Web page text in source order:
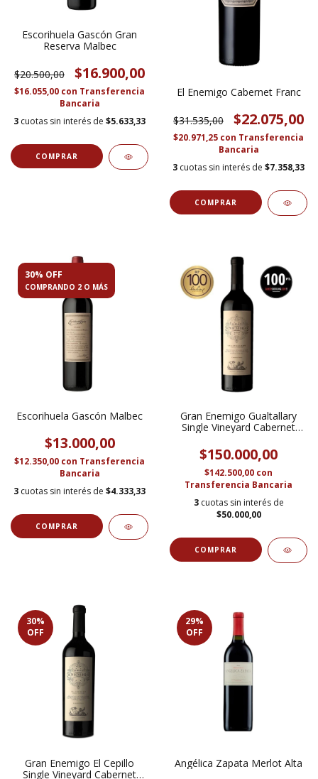
Escorihuela Gascón Gran
Reserva Malbec
$20.500,00 $16.900,00
$16.055,00 con Transferencia
Bancaria
3 cuotas sin interés de $5.633,33
El Enemigo Cabernet Franc
$31.535,00 $22.075,00
$20.971,25 con Transferencia
Bancaria
3 cuotas sin interés de $7.358,33
30% OFF
COMPRANDO 2 O MÁS
Escorihuela Gascón Malbec
$13.000,00
$12.350,00 con Transferencia
Bancaria
3 cuotas sin interés de $4.333,33
Gran Enemigo Gualtallary
Single Vineyard Cabernet
Robert Parker
$150.000,00
$142.500,00 con
Transferencia Bancaria
3 cuotas sin interés de
$50.000,00
30%
OFF
Gran Enemigo El Cepillo
Single Vineyard Cabernet
29%
OFF
Angélica Zapata Merlot Alta